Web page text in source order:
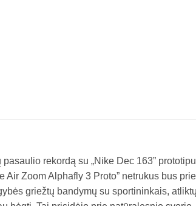
rekordą su „Nike Dec 163”
Air Zoom Alphafly 3 Proto” netrukus bus
griežtų bandymų su sportininkais, atliktų